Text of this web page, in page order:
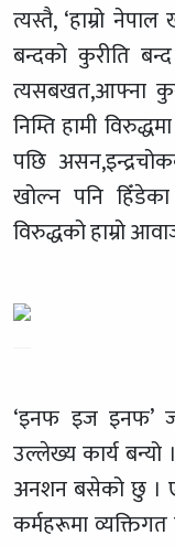
त्यस्तै, ‘हाम्रो
बन्दको कुरीति
त्यसबखत,आफ्ना
निम्ति हामी
पछि
खोल्न पनि
विरुद्धको हाम्रो
‘इनफ इज इनफ’
उल्लेख्य कार्य
अनशन बसेको छु ।
कर्महरूमा